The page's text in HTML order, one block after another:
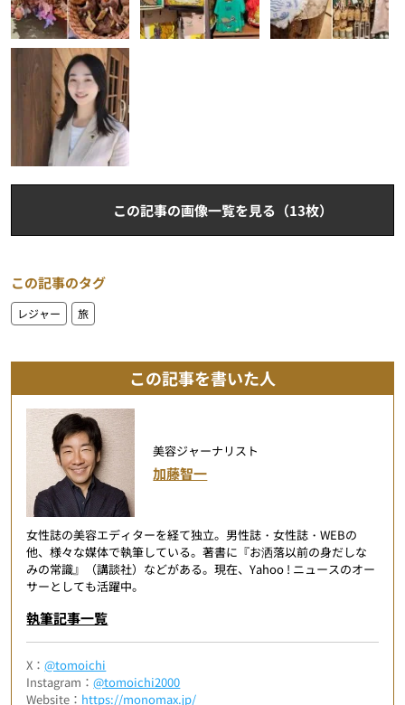
この記事の画像一覧を見る（13枚）
この記事のタグ
レジャー 旅
この記事を書いた人
美容ジャーナリスト
加藤智一
女性誌の美容エディターを経て独立。男性誌・女性誌・WEBの
他、様々な媒体で執筆している。著書に『お洒落以前の身だしな
みの常識』（講談社）などがある。現在、Yahoo ! ニュースのオー
サーとしても活躍中。
執筆記事一覧
X：@tomoichi
Instagram：@tomoichi2000
Website： https://monomax.jp/